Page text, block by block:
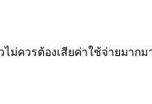
ม่ควรต้องเสียค่าใช้จ่ายมากม